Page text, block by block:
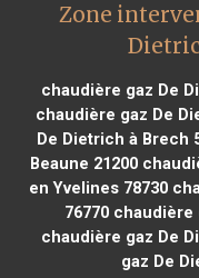
Zone
chaudière gaz De
chaudière gaz De
De Dietrich à Brech
Beaune 21200
en Yvelines 78730
76770chaudière
chaudière gaz De
gaz De